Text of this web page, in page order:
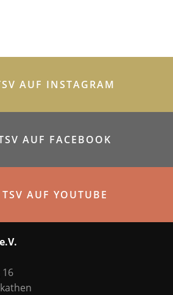
AUF INSTAGRAM
AUF FACEBOOK
TSV AUF YOUTUBE
16